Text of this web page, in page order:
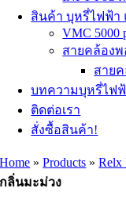
สินค้า บุหรี่ไฟฟ้
VMC 5000
สายคล้อง
สาย
บทความบุหรี่ไฟ
ติดต่อเรา
สั่งซื้อสินค้า!
Home »Products »Relx
กลิ่นมะม่วง